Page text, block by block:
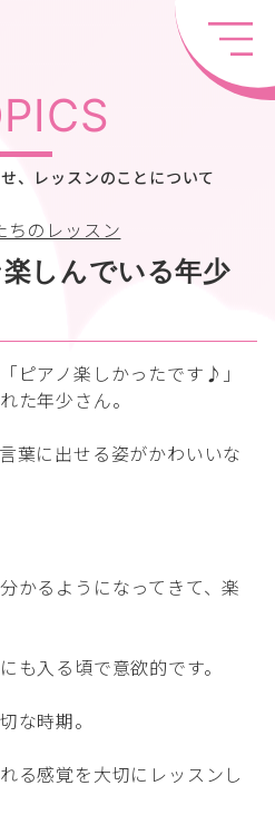
、レッスンのことについて
ちのレッスン
しんでいる年少
ピアノ楽しかったです♪」
た年少さん。
葉に出せる姿がかわいいな
かるようになってきて、楽
も入る頃で意欲的です。
な時期。
る感覚を大切にレッスンし